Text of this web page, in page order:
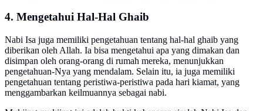
4. Mengetahui Hal-Hal Ghaib
Nabi Isa juga memiliki pengetahuan tentang hal-hal ghaib yang
diberikan oleh Allah. Ia bisa mengetahui apa yang dimakan dan
disimpan oleh orang-orang di rumah mereka, menunjukkan
pengetahuan-Nya yang mendalam. Selain itu, ia juga memiliki
pengetahuan tentang peristiwa-peristiwa pada hari kiamat, yang
menggambarkan keilmuannya sebagai nabi.